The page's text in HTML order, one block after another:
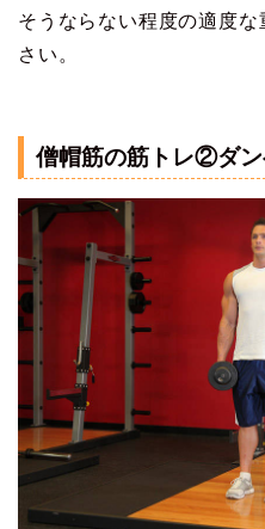
そうならない程度の適度
さい。
僧帽筋の筋トレ②ダ